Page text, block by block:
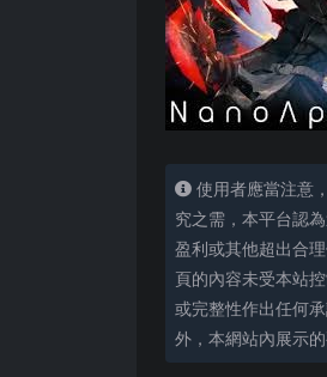
使用者應當注意
究之需，本平台認
盈利或其他超出合
頁的內容未受本站
或完整性作出任何
外，本網站內展示